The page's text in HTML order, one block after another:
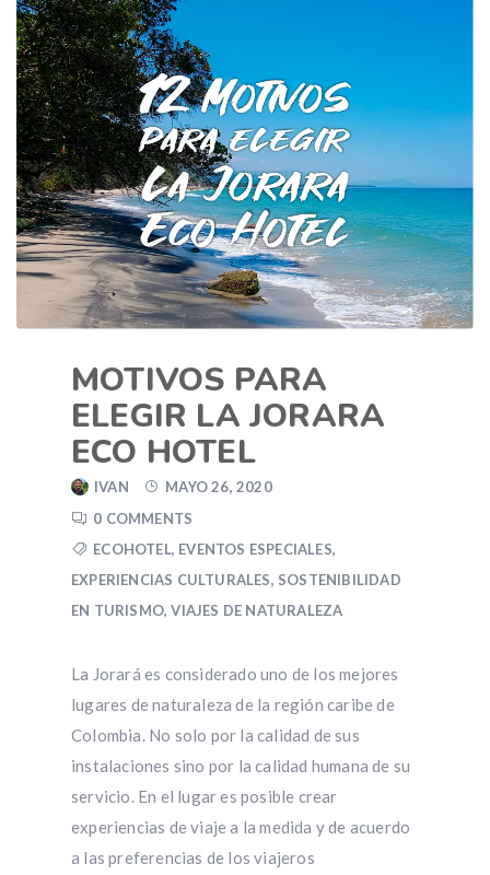
MOTIVOS PARA
ELEGIR LA JORARA
ECO HOTEL
IVAN
MAYO 26, 2020
0 COMMENTS
ECOHOTEL, EVENTOS ESPECIALES,
EXPERIENCIAS CULTURALES, SOSTENIBILIDAD
EN TURISMO,VIAJES DE NATURALEZA
La Jorará es considerado uno de los mejores
lugares de naturaleza de la región caribe de
Colombia. No solo por la calidad de sus
instalaciones sino por la calidad humana de su
servicio. En el lugar es posible crear
experiencias de viaje a la medida y de acuerdo
a las preferencias de los viajeros